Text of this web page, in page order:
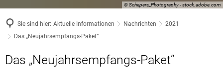
© Schepers_Photography - stock.adobe.com
Sie sind hier: Aktuelle Informationen Nachrichten
2021
Das „Neujahrsempfangs-Paket“
Das „Neujahrsempfangs-Paket“